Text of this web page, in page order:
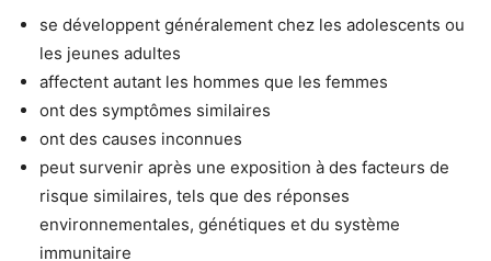
se développent généralement chez les adolescents ou
les jeunes adultes
affectent autant les hommes que les femmes
ont des symptômes similaires
ont des causes inconnues
peut survenir après une exposition à des facteurs de
risque similaires, tels que des réponses
environnementales, génétiques et du système
immunitaire